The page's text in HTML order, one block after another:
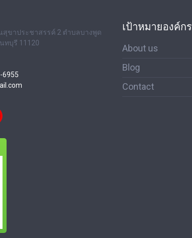
สุขาประชาสรรค์ 2 ตำบลบางพูด
ทบุรี 11120
เป้าหมายองค์กร
About us
Blog
Contact